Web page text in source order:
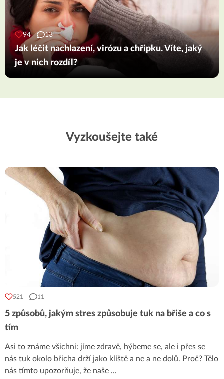
94 13
Jak léčit nachlazení, virózu a chřipku. Víte, jaký
je v nich rozdíl?
Vyzkoušejte také
521 11
5 způsobů, jakým stres způsobuje tuk na břiše a co s
tím
Asi to známe všichni: jíme zdravě, hýbeme se, ale i přes se
nás tuk okolo břicha drží jako klíště a ne a ne dolů. Proč? Tělo
nás tímto upozorňuje, že naše ...